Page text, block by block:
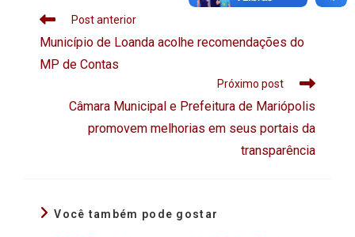
Post anterior
Município de Loanda acolhe recomendações do
MP de Contas
Próximo post
Câmara Municipal e Prefeitura de Mariópolis
promovem melhorias em seus portais da
transparência
Você também pode gostar